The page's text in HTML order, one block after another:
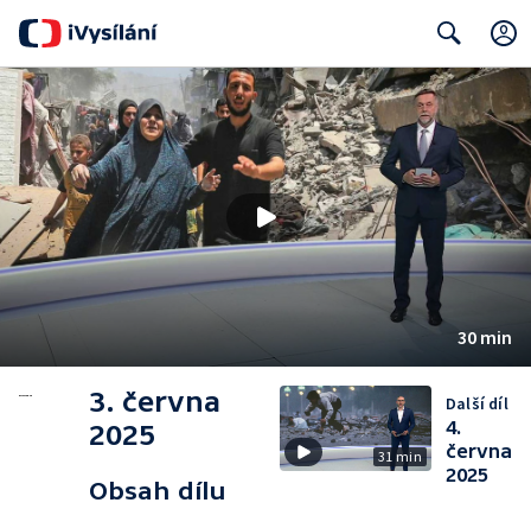
Search
30 min
3. června
2025
Obsah dílu
31 min
Další díl
4.
června
2025